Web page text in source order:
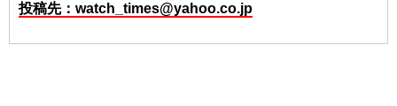
投稿先：watch_times@yahoo.co.jp